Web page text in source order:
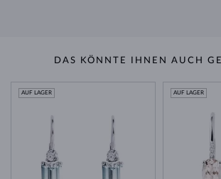
DAS KÖNNTE IHNEN AUCH
AUF LAGER AUF LAGER